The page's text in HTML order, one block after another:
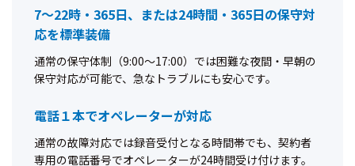
7～22時・365日、または24時間・365日の保守対
応を標準装備
通常の保守体制（9:00～17:00）では困難な夜間・早朝の
保守対応が可能で、急なトラブルにも安心です。
電話１本でオペレーターが対応
通常の故障対応では録音受付となる時間帯でも、契約者
専用の電話番号でオペレーターが24時間受け付けます。